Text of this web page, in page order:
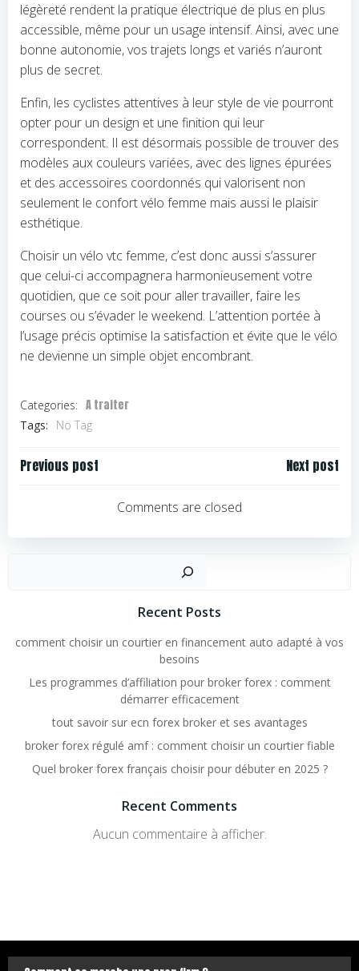
légèreté rendent la pratique électrique de plus en plus
accessible, même pour un usage intensif. Ainsi, avec une
bonne autonomie, vos trajets longs et variés n’auront
plus de secret.
Enfin, les cyclistes attentives à leur style de vie pourront
opter pour un design et une finition qui leur
correspondent. Il est désormais possible de trouver des
modèles aux couleurs variées, avec des lignes épurées
et des accessoires coordonnés qui valorisent non
seulement le confort vélo femme mais aussi le plaisir
esthétique.
Choisir un vélo vtc femme, c’est donc aussi s’assurer
que celui-ci accompagnera harmonieusement votre
quotidien, que ce soit pour aller travailler, faire les
courses ou s’évader le weekend. L’attention portée à
l’usage précis optimise la satisfaction et évite que le vélo
ne devienne un simple objet encombrant.
Categories: A traiter
Tags: No Tag
Navigation
Previous post
l’article
Next post
Comments are closed
Rechercher
Recent Posts
comment choisir un courtier en financement auto adapté à vos
besoins
Les programmes d’affiliation pour broker forex : comment
démarrer efficacement
tout savoir sur ecn forex broker et ses avantages
broker forex régulé amf : comment choisir un courtier fiable
Quel broker forex français choisir pour débuter en 2025 ?
Recent Comments
Aucun commentaire à afficher.